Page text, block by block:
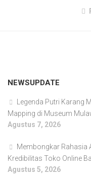
NEWSUPDATE
Legenda Putri Karang
Mapping di Museum
Agustus 7, 2026
Membongkar Rahasia
Kredibilitas Toko Online
Agustus 5, 2026